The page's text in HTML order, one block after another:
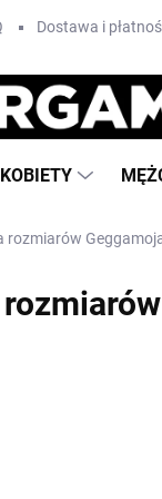
Dostawa i
KOBIETY
rozmiarów